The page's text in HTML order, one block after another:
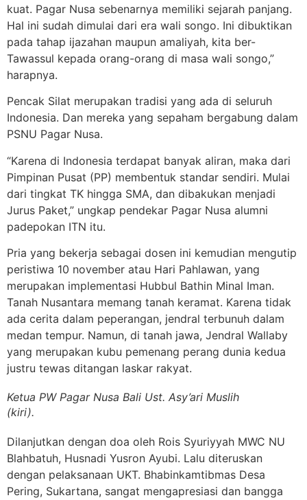
kuat. Pagar Nusa sebenarnya memiliki sejarah panjang.
Hal ini sudah dimulai dari era wali songo. Ini dibuktikan
pada tahap ijazahan maupun amaliyah, kita ber-
Tawassul kepada orang-orang di masa wali songo,”
harapnya.
Pencak Silat merupakan tradisi yang ada di seluruh
Indonesia. Dan mereka yang sepaham bergabung dalam
PSNU Pagar Nusa.
“Karena di Indonesia terdapat banyak aliran, maka dari
Pimpinan Pusat (PP) membentuk standar sendiri. Mulai
dari tingkat TK hingga SMA, dan dibakukan menjadi
Jurus Paket,” ungkap pendekar Pagar Nusa alumni
padepokan ITN itu.
Pria yang bekerja sebagai dosen ini kemudian mengutip
peristiwa 10 november atau Hari Pahlawan, yang
merupakan implementasi Hubbul Bathin Minal Iman.
Tanah Nusantara memang tanah keramat. Karena tidak
ada cerita dalam peperangan, jendral terbunuh dalam
medan tempur. Namun, di tanah jawa, Jendral Wallaby
yang merupakan kubu pemenang perang dunia kedua
justru tewas ditangan laskar rakyat.
Ketua PW Pagar Nusa Bali Ust. Asy’ari Muslih
(kiri).
Dilanjutkan dengan doa oleh Rois Syuriyyah MWC NU
Blahbatuh, Husnadi Yusron Ayubi. Lalu diteruskan
dengan pelaksanaan UKT. Bhabinkamtibmas Desa
Pering, Sukartana, sangat mengapresiasi dan bangga